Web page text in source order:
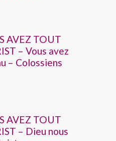
AVEZ TOUT
– Vous avez
– Colossiens
AVEZ TOUT
– Dieu nous